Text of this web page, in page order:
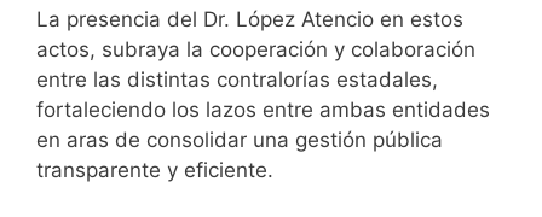
La presencia del Dr. López Atencio en estos
actos, subraya la cooperación y colaboración
entre las distintas contralorías estadales,
fortaleciendo los lazos entre ambas entidades
en aras de consolidar una gestión pública
transparente y eficiente.